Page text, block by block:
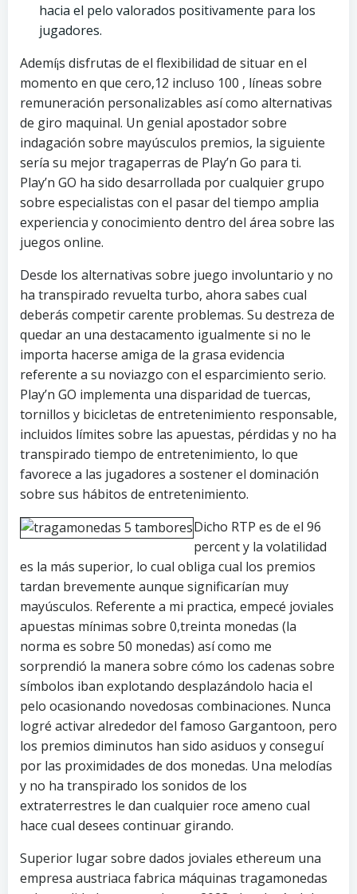
hacia el pelo valorados positivamente para los
jugadores.
Ademí¡s disfrutas de el flexibilidad de situar en el
momento en que cero,12 incluso 100 , líneas sobre
remuneración personalizables así­ como alternativas
de giro maquinal. Un genial apostador sobre
indagación sobre mayúsculos premios, la siguiente
sería su mejor tragaperras de Play’n Go para ti.
Play’n GO ha sido desarrollada por cualquier grupo
sobre especialistas con el pasar del tiempo amplia
experiencia y conocimiento dentro del área sobre las
juegos online.
Desde los alternativas sobre juego involuntario y no
ha transpirado revuelta turbo, ahora sabes cual
deberás competir carente problemas. Su destreza de
quedar an una destacamento igualmente si no le
importa hacerse amiga de la grasa evidencia
referente a su noviazgo con el esparcimiento serio.
Play’n GO implementa una disparidad de tuercas,
tornillos y bicicletas de entretenimiento responsable,
incluidos límites sobre las apuestas, pérdidas y no ha
transpirado tiempo de entretenimiento, lo que
favorece a las jugadores a sostener el dominación
sobre sus hábitos de entretenimiento.
Dicho RTP es de el 96
percent y la volatilidad
es la más superior, lo cual obliga cual los premios
tardan brevemente aunque significarían muy
mayúsculos. Referente a mi practica, empecé joviales
apuestas mínimas sobre 0,treinta monedas (la
norma es sobre 50 monedas) así­ como me
sorprendió la manera sobre cómo los cadenas sobre
símbolos iban explotando desplazándolo hacia el
pelo ocasionando novedosas combinaciones. Nunca
logré activar alrededor del famoso Gargantoon, pero
los premios diminutos han sido asiduos y conseguí
por las proximidades de dos monedas. Una melodías
y no ha transpirado los sonidos de los
extraterrestres le dan cualquier roce ameno cual
hace cual desees continuar girando.
Superior lugar sobre dados joviales ethereum una
empresa austriaca fabrica máquinas tragamonedas